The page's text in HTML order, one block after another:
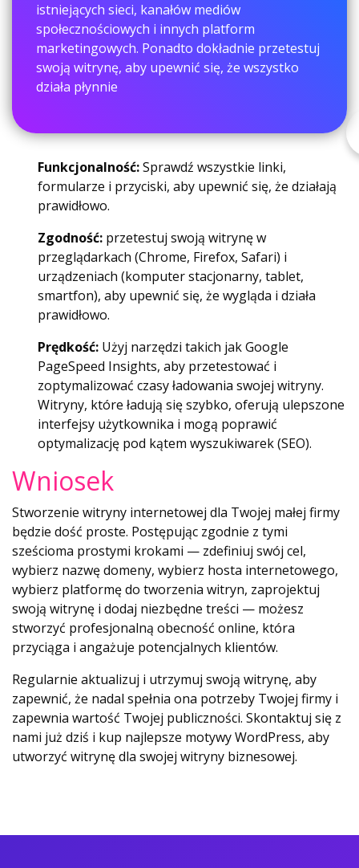
istniejących sieci, kanałów mediów
społecznościowych i innych platform
marketingowych. Ponadto dokładnie przetestuj
swoją witrynę, aby upewnić się, że wszystko
działa płynnie
Funkcjonalność:Sprawdź wszystkie linki,
formularze i przyciski, aby upewnić się, że działają
prawidłowo.
Zgodność: przetestuj swoją witrynę w
przeglądarkach (Chrome, Firefox, Safari) i
urządzeniach (komputer stacjonarny, tablet,
smartfon), aby upewnić się, że wygląda i działa
prawidłowo.
Prędkość: Użyj narzędzi takich jak Google
PageSpeed ​​Insights, aby przetestować i
zoptymalizować czasy ładowania swojej witryny.
Witryny, które ładują się szybko, oferują ulepszone
interfejsy użytkownika i mogą poprawić
optymalizację pod kątem wyszukiwarek (SEO).
Wniosek
Stworzenie witryny internetowej dla Twojej małej firmy
będzie dość proste. Postępując zgodnie z tymi
sześcioma prostymi krokami — zdefiniuj swój cel,
wybierz nazwę domeny, wybierz hosta internetowego,
wybierz platformę do tworzenia witryn, zaprojektuj
swoją witrynę i dodaj niezbędne treści — możesz
stworzyć profesjonalną obecność online, która
przyciąga i angażuje potencjalnych klientów.
Regularnie aktualizuj i utrzymuj swoją witrynę, aby
zapewnić, że nadal spełnia ona potrzeby Twojej firmy i
zapewnia wartość Twojej publiczności. Skontaktuj się z
nami już dziś i kup najlepsze motywy WordPress, aby
utworzyć witrynę dla swojej witryny biznesowej.